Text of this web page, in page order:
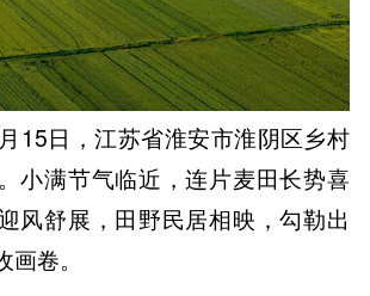
15日，江苏省淮安市淮阴区乡村
小满节气临近，连片麦田长势喜
风舒展，田野民居相映，勾勒出
卷。